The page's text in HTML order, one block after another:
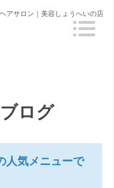
アサロン｜美容しょうへいの店
ログ
人気メニューで